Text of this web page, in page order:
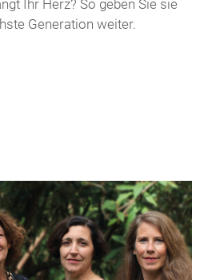
Ihr Herz? So geben Sie sie
Generation weiter.